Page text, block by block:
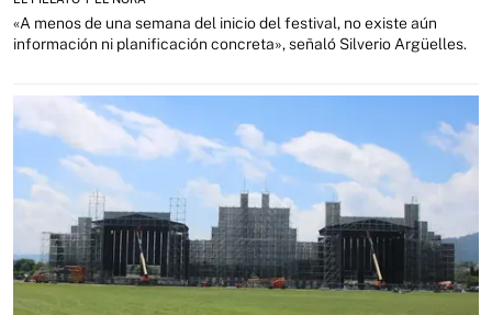
«A menos de una semana del inicio del festival, no existe aún
información ni planificación concreta», señaló Silverio Argüelles.